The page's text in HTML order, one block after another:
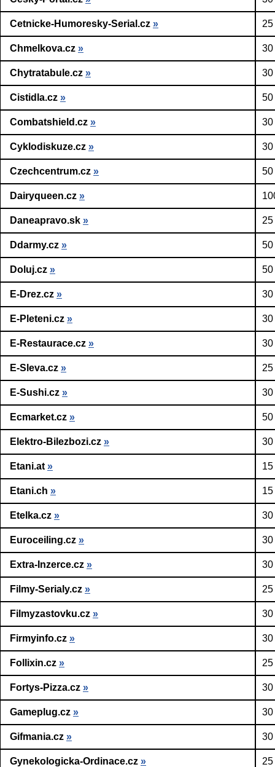
Cetnicke-Humoresky-Serial.cz »
Chmelkova.cz » 30
Chytratabule.cz » 30
Cistidla.cz » 50
Combatshield.cz » 30
Cyklodiskuze.cz » 30
Czechcentrum.cz » 50
Dairyqueen.cz »
Daneapravo.sk »
Ddarmy.cz » 50
Doluj.cz » 50
E-Drez.cz » 30
E-Pleteni.cz » 30
E-Restaurace.cz » 30
E-Sleva.cz »
E-Sushi.cz » 30
Ecmarket.cz » 50
Elektro-Bilezbozi.cz » 30
Etani.at »
Etani.ch »
Etelka.cz » 30
Euroceiling.cz » 30
Extra-Inzerce.cz » 30
Filmy-Serialy.cz »
Filmyzastovku.cz » 30
Firmyinfo.cz » 30
Follixin.cz »
Fortys-Pizza.cz » 30
Gameplug.cz » 30
Gifmania.cz » 30
Gynekologicka-Ordinace.cz »